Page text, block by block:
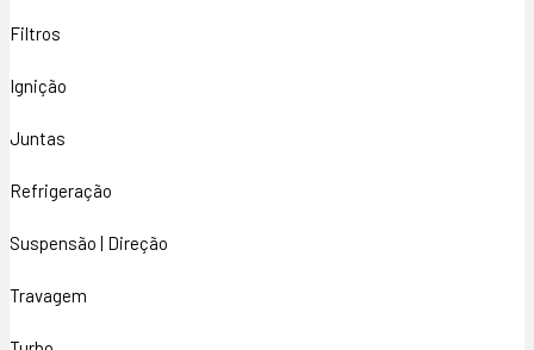
Filtros
Ignição
Juntas
Refrigeração
Suspensão | Direção
Travagem